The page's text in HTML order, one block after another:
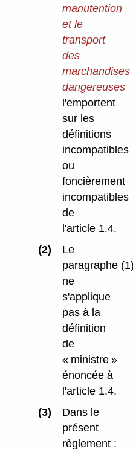
manutention
et le
transport
des
marchandises
dangereuses
l'emportent
sur les
définitions
incompatibles
ou
foncièrement
incompatibles
de
l'article 1.4.
(2)
Le
paragraphe
ne
s'applique
pas à la
définition
de
« ministre »
énoncée à
l'article 1.4.
(3)
Dans le
présent
règlement :